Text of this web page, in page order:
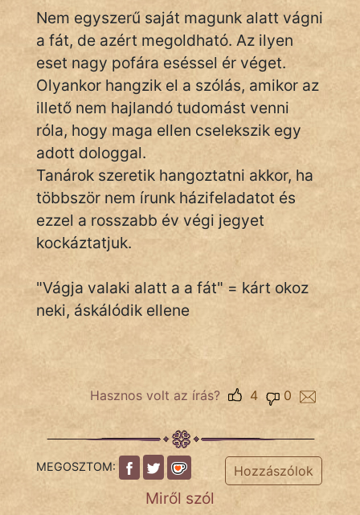
IRODALOM
SZÓLÁS
És
KÖZMONDÁS
PSZICHO
ZENE
FILM
MAGYARSÁG
Népszerű szerzőink:
cinege
Nem egyszerű saját magunk alatt vágni
a fát, de azért megoldható. Az ilyen
eset nagy pofára eséssel ér véget.
Olyankor hangzik el a szólás, amikor az
illető nem hajlandó tudomást venni
róla, hogy maga ellen cselekszik egy
adott dologgal.
Tanárok szeretik hangoztatni akkor, ha
többször nem írunk házifeladatot és
ezzel a rosszabb év végi jegyet
kockáztatjuk.
"Vágja valaki alatt a a fát" = kárt okoz
neki, áskálódik ellene
Hasznos volt az írás? 0
4
MEGOSZTOM: Hozzászólok
Miről szól